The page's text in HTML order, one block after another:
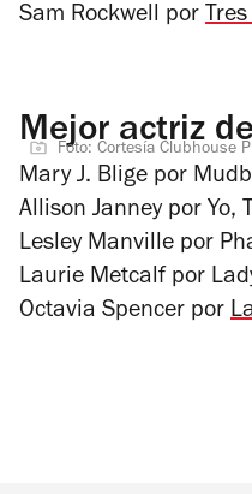
Sam Rockwell por
Mejor actriz
Foto: Cortesía Clubhouse
Mary J. Blige por
Allison Janney por Yo,
Lesley Manville por
Laurie Metcalf por
Octavia Spencer por